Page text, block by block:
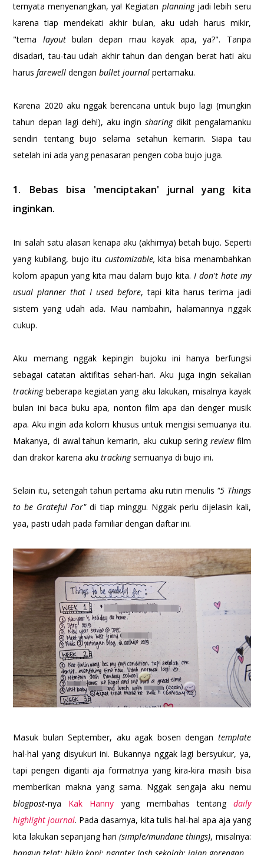
ternyata menyenangkan, ya! Kegiatan planning jadi lebih seru
karena tiap mendekati akhir bulan, aku udah harus mikir,
"tema layoutbulan depan mau kayak apa, ya?". Tanpa
disadari, tau-tau udah akhir tahun dan dengan berat hati aku
harusfarewelldenganbullet journalpertamaku.
Karena 2020 aku nggak berencana untuk bujo lagi (mungkin
tahun depan lagi deh!), aku ingin sharing dikit pengalamanku
sendiri tentang bujo selama setahun kemarin. Siapa tau
setelah ini ada yang penasaran pengen coba bujo juga.
1. Bebas bisa 'menciptakan' jurnal yang kita
inginkan.
Ini salah satu alasan kenapa aku (akhirnya) betah bujo. Seperti
yang kubilang, bujo itu customizable,kita bisa menambahkan
kolom apapun yang kita mau dalam bujo kita. I don't hate my
usual planner that I used before, tapi kita harus terima jadi
sistem yang udah ada. Mau nambahin, halamannya nggak
cukup.
Aku memang nggak kepingin bujoku ini hanya berfungsi
sebagai catatan aktifitas sehari-hari. Aku juga ingin sekalian
trackingbeberapa kegiatan yang aku lakukan, misalnya kayak
bulan ini baca buku apa, nonton film apa dan denger musik
apa. Aku ingin ada kolom khusus untuk mengisi semuanya itu.
Makanya, di awal tahun kemarin, aku cukup sering review film
dan drakor karena akutrackingsemuanya di bujo ini.
Selain itu, setengah tahun pertama aku rutin menulis "5 Things
to be Grateful For"di tiap minggu. Nggak perlu dijelasin kali,
yaa, pasti udah pada familiar dengan daftar ini.
Masuk bulan September, aku agak bosen dengan template
hal-hal yang disyukuri ini. Bukannya nggak lagi bersyukur, ya,
tapi pengen diganti aja formatnya yang kira-kira masih bisa
memberikan makna yang sama. Nggak sengaja aku nemu
blogpost-nya Kak Hanny yang membahas tentang daily
highlight journal. Pada dasarnya, kita tulis hal-hal apa aja yang
kita lakukan sepanjang hari(simple/mundane things), misalnya: